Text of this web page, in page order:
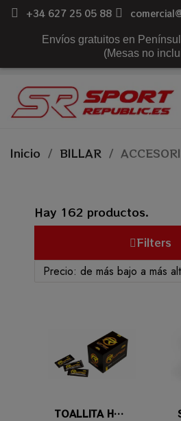
+34 627 25 05 88
Envíos gratuitos en
(Mesas no
Inicio BILLAR
Hay 162 productos.
Filters
Vista rápida
TOALLITA HUMEDA LIMPIEZA FLECHA REVO